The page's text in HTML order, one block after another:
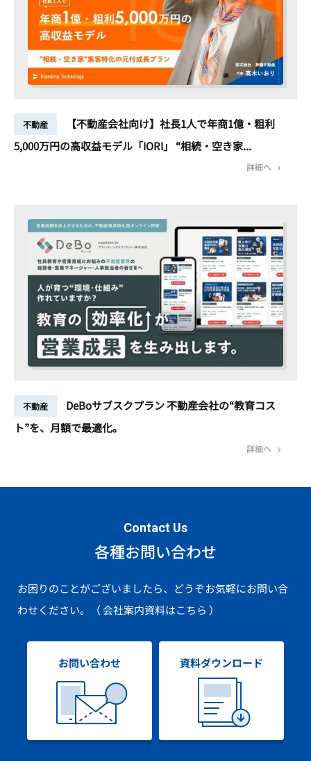
不動産
【不動産会社向け】社長1人で年商1億・粗利
5,000万円の高収益モデル「IORI」 “相続・空き家...
詳細へ
不動産
DeBoサブスクプラン 不動産会社の“教育コス
ト”を、月額で最適化。
詳細へ
Contact Us
各種お問い合わせ
お困りのことがございましたら、どうぞお気軽にお問い合
わせください。
（ 会社案内資料はこちら ）
お問い合わせ 資料ダウンロード